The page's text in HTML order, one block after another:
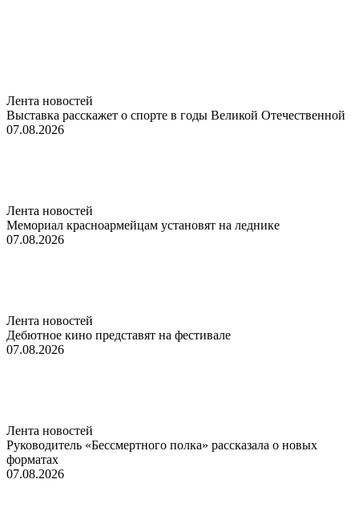
Лента новостей
Выставка расскажет о спорте в годы Великой Отечественной
07.08.2026
Лента новостей
Мемориал красноармейцам установят на леднике
07.08.2026
Лента новостей
Дебютное кино представят на фестивале
07.08.2026
Лента новостей
Руководитель «Бессмертного полка» рассказала о новых
форматах
07.08.2026